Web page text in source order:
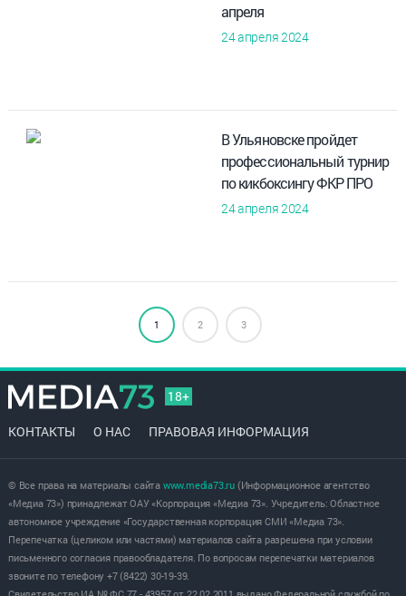
апреля
24 апреля 2024
В Ульяновске пройдет
профессиональный турнир
по кикбоксингу ФКР ПРО
24 апреля 2024
1 2 3
18+
КОНТАКТЫ О НАС ПРАВОВАЯ ИНФОРМАЦИЯ
© Все права на материалы сайта www.media73.ru(Информационное агентство
«Медиа 73») принадлежат ОАУ «Корпорация «Медиа 73». Учредитель: Областное
автономное учреждение «Государственная корпорация СМИ «Медиа 73».
Перепечатка (целиком или частями) материалов сайта разрешена при условии
письменного согласия правообладателя. По вопросам перепечатки материалов
звоните по телефону +7 (8422) 30-19-39.